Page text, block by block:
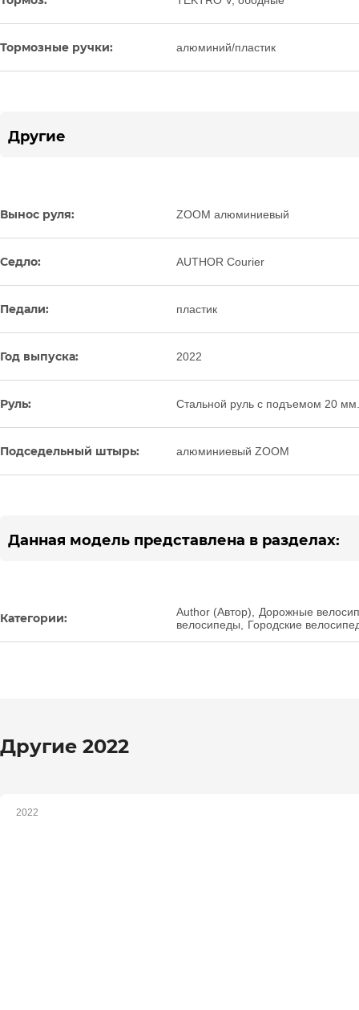
Тормозные ручки: алюминий/пластик
Другие
Вынос руля: ZOOM алюминиевый
Седло: AUTHOR Courier
Педали: пластик
Год выпуска: 2022
Руль: Стальной руль с подъемом 20 мм.
Подседельный штырь: алюминиевый ZOOM
Данная модель представлена в разделах:
Категории: Author (Автор)
Дорожные
велосипеды
Городские
Другие 2022
2022